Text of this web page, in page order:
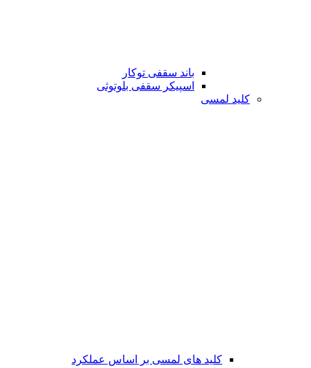
باند سقفی توکار
اسپیکر سقفی بلوتوثی
کلید لمسی
کلید های لمسی بر اساس عملکرد